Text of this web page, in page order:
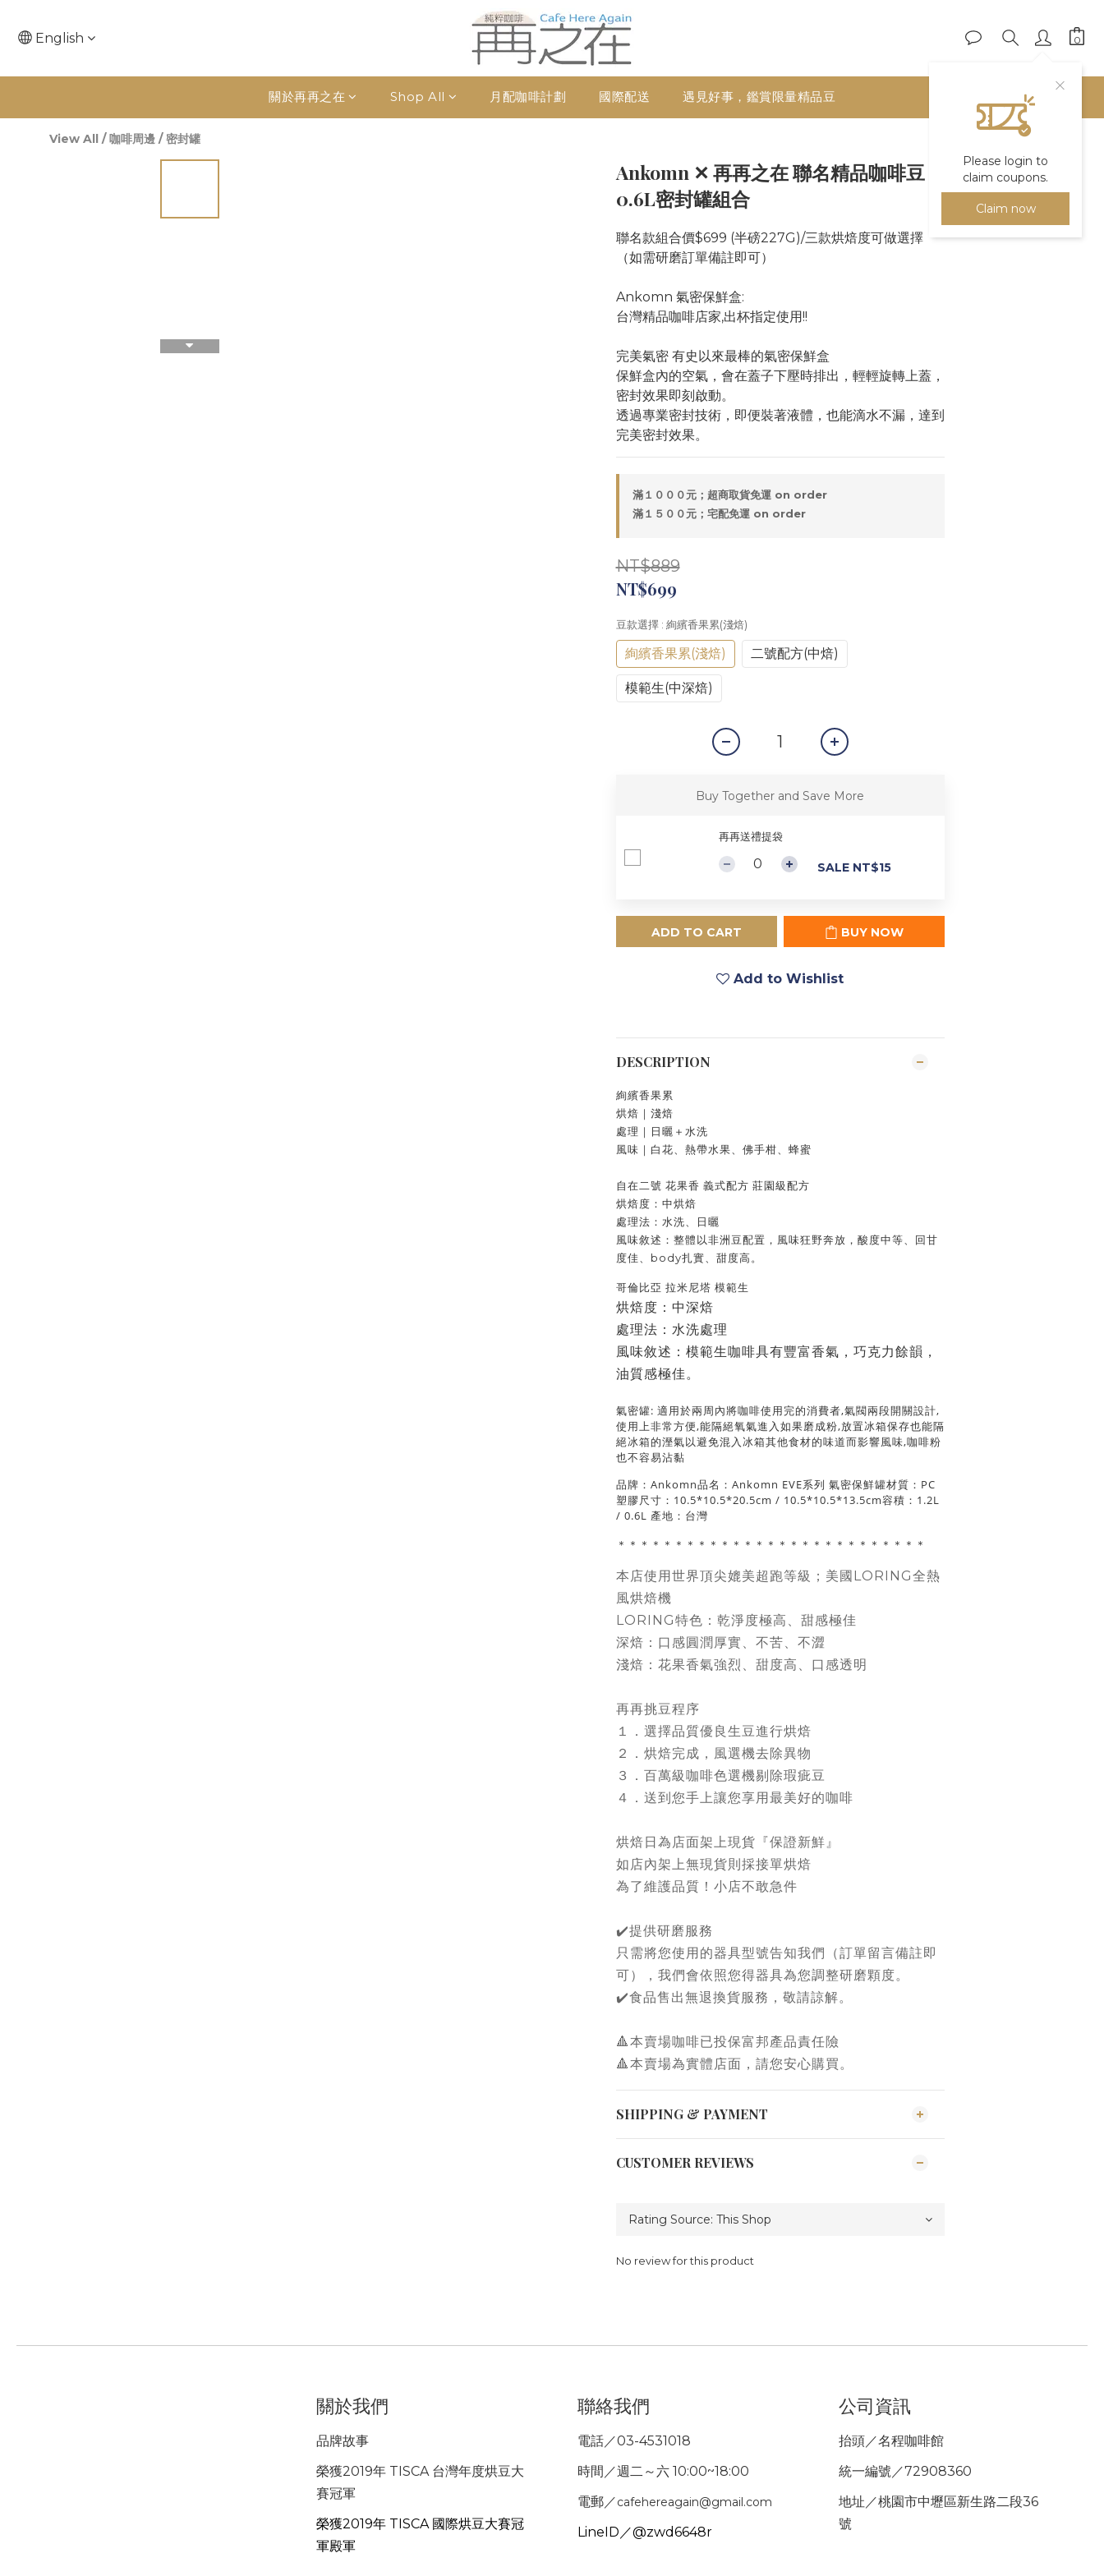
English
Please login to
claim coupons.
Claim now
關於再再之在 Shop All 月配咖啡計劃 國際配送 遇見好事，鑑賞限量精品豆
View All /咖啡周邊 /密封罐
Ankomn ✕ 再再之在 聯名精品咖啡豆
0.6L密封罐組合
聯名款組合價$699 (半磅227G)/三款烘焙度可做選擇
（如需研磨訂單備註即可）
Ankomn 氣密保鮮盒:
台灣精品咖啡店家,出杯指定使用!!
完美氣密 有史以來最棒的氣密保鮮盒
保鮮盒內的空氣，會在蓋子下壓時排出，輕輕旋轉上蓋，
密封效果即刻啟動。
透過專業密封技術，即便裝著液體，也能滴水不漏，達到
完美密封效果。
滿１０００元；超商取貨免運 on order
滿１５００元；宅配免運 on order
NT$889
NT$699
豆款選擇 : 絢繽香果累(淺焙)
絢繽香果累(淺焙) 二號配方(中焙)
模範生(中深焙)
Buy Together and Save More
再再送禮提袋
SALE NT$15
ADD TO CART BUY NOW
Add to Wishlist
DESCRIPTION
絢繽香果累
烘焙｜淺焙
處理｜日曬＋水洗
風味｜白花、熱帶水果、佛手柑、蜂蜜
自在二號 花果香 義式配方 莊園級配方
烘焙度：中烘焙
處理法：水洗、日曬
風味敘述：整體以非洲豆配置，風味狂野奔放，酸度中等、回甘
度佳、body扎實、甜度高。
哥倫比亞 拉米尼塔 模範生
烘焙度：中深焙
處理法：水洗處理
風味敘述：模範生咖啡具有豐富香氣，巧克力餘韻，
油質感極佳。
氣密罐: 適用於兩周內將咖啡使用完的消費者,氣閥兩段開關設計,
使用上非常方便,能隔絕氧氣進入如果磨成粉,放置冰箱保存也能隔
絕冰箱的溼氣以避免混入冰箱其他食材的味道而影響風味,咖啡粉
也不容易沾黏
品牌：Ankomn品名：Ankomn EVE系列 氣密保鮮罐材質：PC
塑膠尺寸：10.5*10.5*20.5cm / 10.5*10.5*13.5cm容積：1.2L
/ 0.6L 產地：台灣
＊＊＊＊＊＊＊＊＊＊＊＊＊＊＊＊＊＊＊＊＊＊＊＊＊＊＊
本店使用世界頂尖媲美超跑等級；美國LORING全熱
風烘焙機
LORING特色：乾淨度極高、甜感極佳
深焙：口感圓潤厚實、不苦、不澀
淺焙：花果香氣強烈、甜度高、口感透明
再再挑豆程序
１．選擇品質優良生豆進行烘焙
２．烘焙完成，風選機去除異物
３．百萬級咖啡色選機剔除瑕疵豆
４．送到您手上讓您享用最美好的咖啡
烘焙日為店面架上現貨『保證新鮮』
如店內架上無現貨則採接單烘焙
為了維護品質！小店不敢急件
✔️提供研磨服務
只需將您使用的器具型號告知我們（訂單留言備註即
可），我們會依照您得器具為您調整研磨顆度。
✔️食品售出無退換貨服務，敬請諒解。
🔺本賣場咖啡已投保富邦產品責任險
🔺本賣場為實體店面，請您安心購買。
SHIPPING & PAYMENT
CUSTOMER REVIEWS
No review for this product
關於我們
品牌故事
榮獲2019年 TISCA 台灣年度烘豆大
賽冠軍
榮獲2019年 TISCA 國際烘豆大賽冠
軍殿軍
聯絡我們
電話／03-4531018
時間／週二～六 10:00~18:00
電郵／cafehereagain@gmail.com
LineID／@zwd6648r
公司資訊
抬頭／名程咖啡館
統一編號／72908360
地址／桃園市中壢區新生路二段36
號